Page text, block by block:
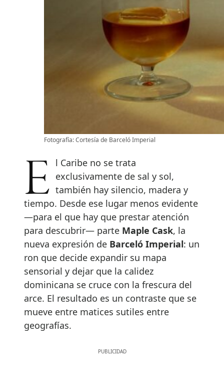
Fotografía: Cortesía de Barceló Imperial
El Caribe no se trata exclusivamente de sal y sol,
también hay silencio, madera y
tiempo. Desde ese lugar menos evidente
—para el que hay que prestar atención
para descubrir— parte Maple Cask, la
nueva expresión de Barceló Imperial: un
ron que decide expandir su mapa
sensorial y dejar que la calidez
dominicana se cruce con la frescura del
arce. El resultado es un contraste que se
mueve entre matices sutiles entre
geografías.